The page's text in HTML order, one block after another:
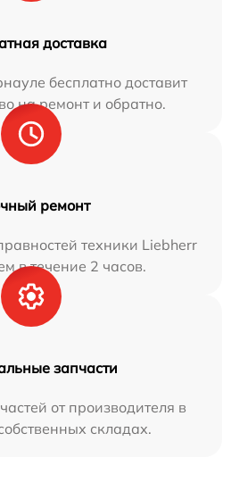
доставка
бесплатно доставит
на ремонт и обратно.
ремонт
техники Liebherr
в течение 2 часов.
запчасти
от производителя в
складах.